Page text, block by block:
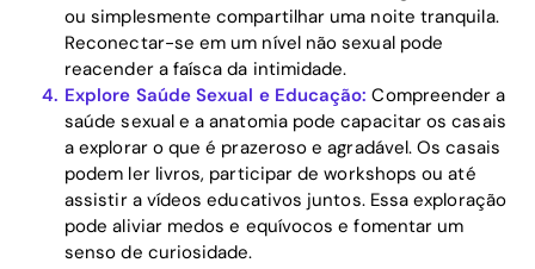
ou simplesmente compartilhar uma noite tranquila.
Reconectar-se em um nível não sexual pode
reacender a faísca da intimidade.
Explore Saúde Sexual e Educação: Compreender a
saúde sexual e a anatomia pode capacitar os casais
a explorar o que é prazeroso e agradável. Os casais
podem ler livros, participar de workshops ou até
assistir a vídeos educativos juntos. Essa exploração
pode aliviar medos e equívocos e fomentar um
senso de curiosidade.